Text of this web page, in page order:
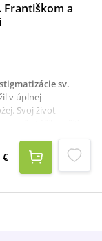
Františkom a
sv.
v úplnej
Svoj život
Dar stigmatizácie
ktorá sa uskutočnila
samoty pustovne
šestnásť
€